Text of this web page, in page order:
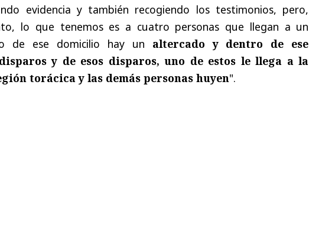
evidencia y también recogiendo los testimonios, pero,
lo que tenemos es a cuatro personas que llegan a un
de ese domicilio hay un altercado y dentro de ese
y de esos disparos, uno de estos le llega a la
torácica y las demás personas huyen".